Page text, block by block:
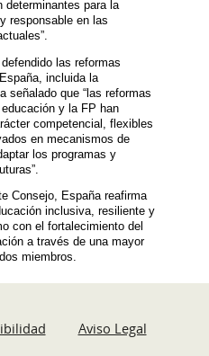
determinantes para la
responsable en las
las reformas
incluida la
señalado que “las reformas
y la FP han
competencial, flexibles
en mecanismos de
los programas y
Consejo, España reafirma
inclusiva, resiliente y
con el fortalecimiento del
a través de una mayor
miembros.
Aviso Legal